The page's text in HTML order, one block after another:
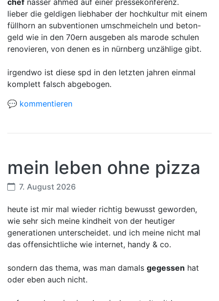
lieber die geldigen liebhaber der hochkultur mit einem
füllhorn an subventionen umschmeicheln und beton-
geld wie in den 70ern ausgeben als marode schulen
renovieren, von denen es in nürnberg unzählige gibt.
irgendwo ist diese spd in den letzten jahren einmal
komplett falsch abgebogen.
💬 kommentieren
mein leben ohne pizza
7. August 2026
heute ist mir mal wieder richtig bewusst geworden,
wie sehr sich meine kindheit von der heutiger
generationen unterscheidet. und ich meine nicht mal
das offensichtliche wie internet, handy & co.
sondern das thema, was man damals gegessen hat
oder eben auch nicht.